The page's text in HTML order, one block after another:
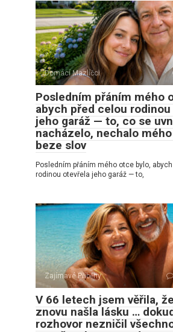
Domácí Mazlíčci
Posledním přáním mého
abych před celou
jeho garáž — to, co se
nacházelo, nechalo
beze slov
Posledním přáním mého otce bylo,
rodinou otevřela jeho garáž — to,
Zajímavé Příběhy
V 66 letech jsem věřila,
znovu našla lásku …
rozhovor nezničil